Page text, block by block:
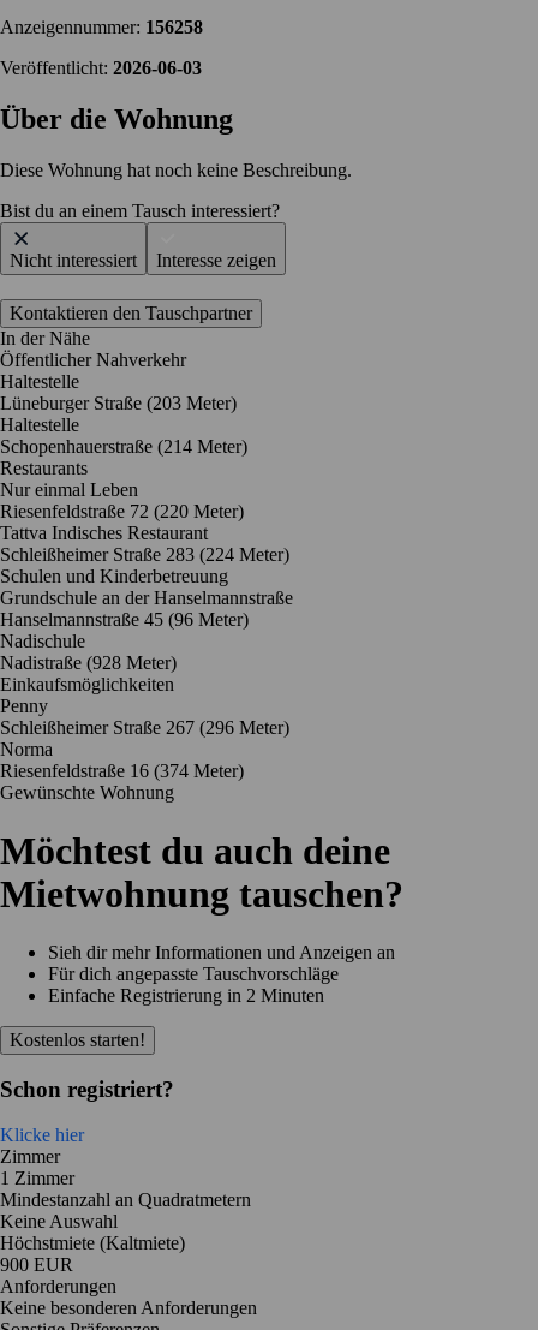
Anzeigennummer: 156258
Veröffentlicht: 2026-06-03
Über die Wohnung
Diese Wohnung hat noch keine Beschreibung.
Bist du an einem Tausch interessiert?
Nicht interessiert Interesse zeigen
Kontaktieren den Tauschpartner
In der Nähe
Öffentlicher Nahverkehr
Haltestelle
Lüneburger Straße (203 Meter)
Haltestelle
Schopenhauerstraße (214 Meter)
Restaurants
Nur einmal Leben
Riesenfeldstraße 72 (220 Meter)
Tattva Indisches Restaurant
Schleißheimer Straße 283 (224 Meter)
Schulen und Kinderbetreuung
Grundschule an der Hanselmannstraße
Hanselmannstraße 45 (96 Meter)
Nadischule
Nadistraße (928 Meter)
Einkaufsmöglichkeiten
Penny
Schleißheimer Straße 267 (296 Meter)
Norma
Riesenfeldstraße 16 (374 Meter)
Gewünschte Wohnung
Möchtest du auch deine
Mietwohnung tauschen?
Sieh dir mehr Informationen und Anzeigen an
Für dich angepasste Tauschvorschläge
Einfache Registrierung in 2 Minuten
Kostenlos starten!
Schon registriert?
Klicke hier
Zimmer
1 Zimmer
Mindestanzahl an Quadratmetern
Keine Auswahl
Höchstmiete (Kaltmiete)
900 EUR
Anforderungen
Keine besonderen Anforderungen